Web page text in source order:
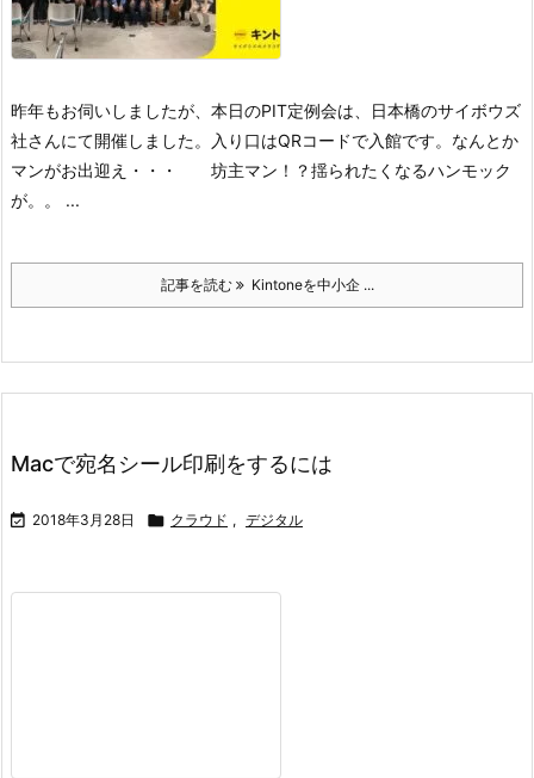
昨年もお伺いしましたが、本日のPIT定例会は、日本橋のサイボウズ
社さんにて開催しました。
入り口はQRコードで入館です。 なんとか
マンがお出迎え・・・ 坊主マン！？揺られたくなるハンモック
が。。 ...
記事を読む Kintoneを中小企 ...
Macで宛名シール印刷をするには
 2018年3月28日  クラウド , デジタル